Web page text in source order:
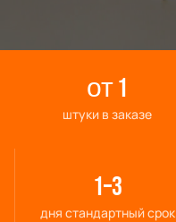
от 1
штуки в заказе
1–3
дня стандартный срок